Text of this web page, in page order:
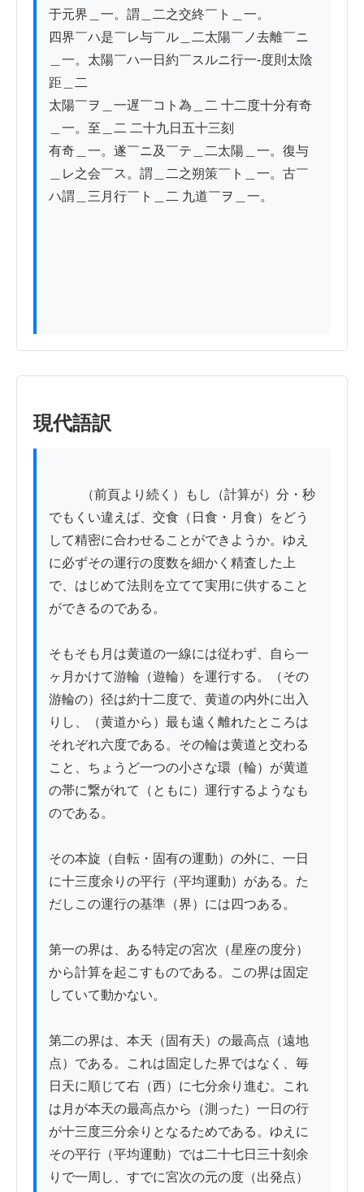
于元界＿一。謂＿二之交終￣ト＿一。
四界￣ハ是￣レ与￣ル＿二太陽￣ノ去離￣ニ
＿一。太陽￣ハ一日約￣スルニ行一-度則太陰
距＿二
太陽￣ヲ＿一遅￣コト為＿二 十二度十分有奇
＿一。至＿二 二十九日五十三刻
有奇＿一。遂￣ニ及￣テ＿二太陽＿一。復与
＿レ之会￣ス。謂＿二之朔策￣ト＿一。古￣
ハ謂＿三月行￣ト＿二 九道￣ヲ＿一。
現代語訳
でもくい違えば、交食（日食・月食）をどう
して精密に合わせることができようか。ゆえ
に必ずその運行の度数を細かく精査した上
で、はじめて法則を立てて実用に供すること
ができるのである。
そもそも月は黄道の一線には従わず、自ら一
ヶ月かけて游輪（遊輪）を運行する。（その
游輪の）径は約十二度で、黄道の内外に出入
りし、（黄道から）最も遠く離れたところは
それぞれ六度である。その輪は黄道と交わる
こと、ちょうど一つの小さな環（輪）が黄道
の帯に繋がれて（ともに）運行するようなも
のである。
その本旋（自転・固有の運動）の外に、一日
に十三度余りの平行（平均運動）がある。た
だしこの運行の基準（界）には四つある。
第一の界は、ある特定の宮次（星座の度分）
から計算を起こすものである。この界は固定
していて動かない。
第二の界は、本天（固有天）の最高点（遠地
点）である。これは固定した界ではなく、毎
日天に順じて右（西）に七分余り進む。これ
は月が本天の最高点から（測った）一日の行
が十三度三分余りとなるためである。ゆえに
その平行（平均運動）では二十七日三十刻余
りで一周し、すでに宮次の元の度（出発点）